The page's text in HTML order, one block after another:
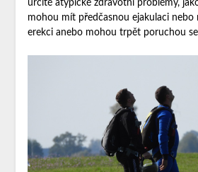
určité atypické zdravotní problémy,
mohou mít předčasnou ejakulaci nebo
erekci anebo mohou trpět poruchou